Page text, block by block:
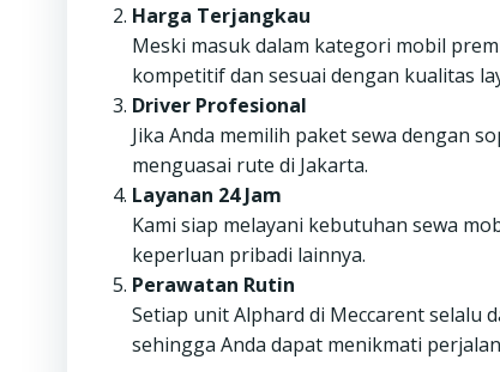
Harga Terjangkau
Meski masuk dalam kategori mobil
kompetitif dan sesuai dengan kualitas
Driver Profesional
Jika Anda memilih paket sewa dengan
menguasai rute di Jakarta.
Layanan 24 Jam
Kami siap melayani kebutuhan sewa
keperluan pribadi lainnya.
Perawatan Rutin
Setiap unit Alphard di Meccarent selalu
sehingga Anda dapat menikmati